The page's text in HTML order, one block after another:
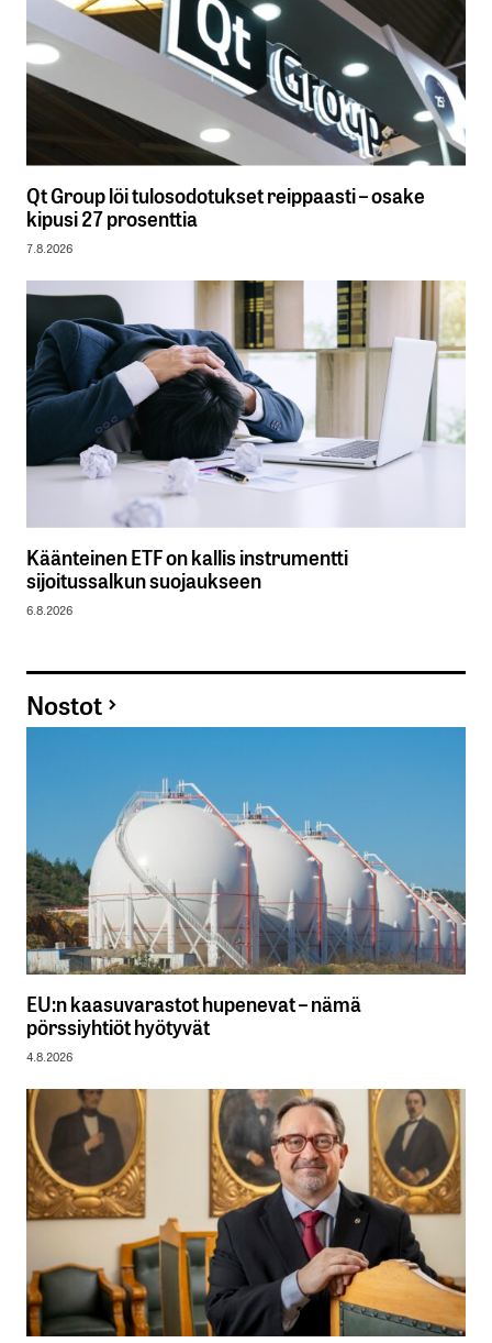
Qt Group löi tulosodotukset reippaasti – osake
kipusi 27 prosenttia
7.8.2026
Käänteinen ETF on kallis instrumentti
sijoitussalkun suojaukseen
6.8.2026
Nostot
EU:n kaasuvarastot hupenevat – nämä
pörssiyhtiöt hyötyvät
4.8.2026